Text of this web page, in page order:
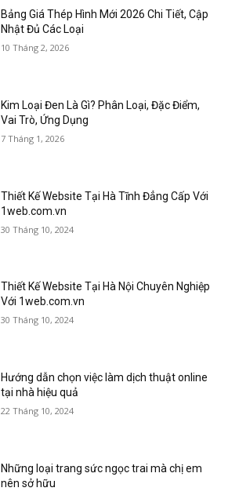
Bảng Giá Thép Hình Mới 2026 Chi Tiết, Cập
Nhật Đủ Các Loại
10 Tháng 2, 2026
Kim Loại Đen Là Gì? Phân Loại, Đặc Điểm,
Vai Trò, Ứng Dụng
7 Tháng 1, 2026
Thiết Kế Website Tại Hà Tĩnh Đẳng Cấp Với
1web.com.vn
30 Tháng 10, 2024
Thiết Kế Website Tại Hà Nội Chuyên Nghiệp
Với 1web.com.vn
30 Tháng 10, 2024
Hướng dẫn chọn việc làm dịch thuật online
tại nhà hiệu quả
22 Tháng 10, 2024
Những loại trang sức ngọc trai mà chị em
nên sở hữu